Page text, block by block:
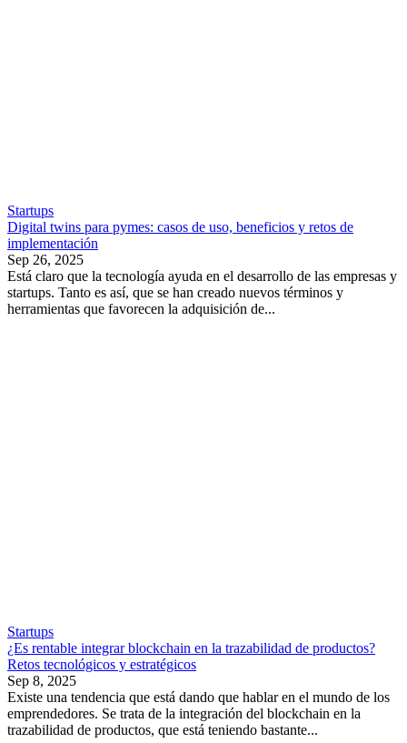
Startups
Digital twins para pymes: casos de uso, beneficios y retos de
implementación
Sep 26, 2025
Está claro que la tecnología ayuda en el desarrollo de las empresas y
startups. Tanto es así, que se han creado nuevos términos y
herramientas que favorecen la adquisición de...
Startups
¿Es rentable integrar blockchain en la trazabilidad de productos?
Retos tecnológicos y estratégicos
Sep 8, 2025
Existe una tendencia que está dando que hablar en el mundo de los
emprendedores. Se trata de la integración del blockchain en la
trazabilidad de productos, que está teniendo bastante...